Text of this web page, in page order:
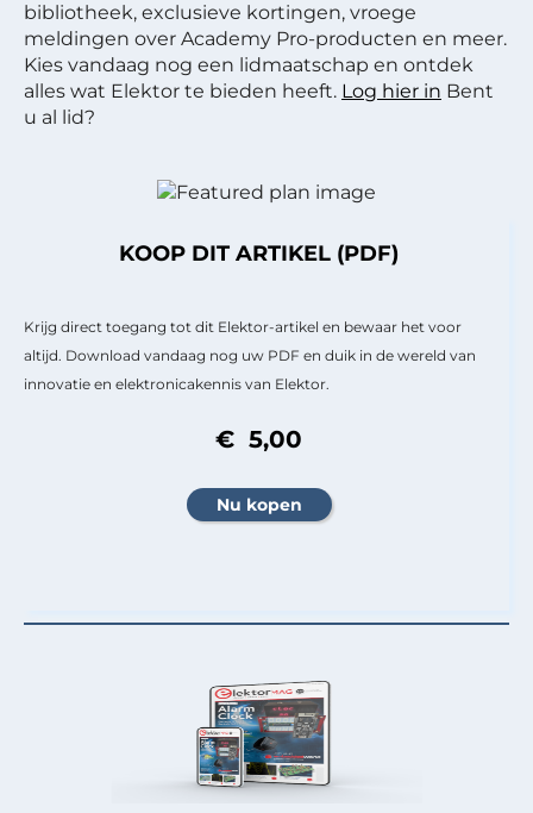
bibliotheek, exclusieve kortingen, vroege
meldingen over Academy Pro-producten en meer.
Kies vandaag nog een lidmaatschap en ontdek
alles wat Elektor te bieden heeft. Log hier in Bent
u al lid?
KOOP DIT ARTIKEL (PDF)
Krijg direct toegang tot dit Elektor-artikel en bewaar het voor
altijd. Download vandaag nog uw PDF en duik in de wereld van
innovatie en elektronicakennis van Elektor.
€ 5,00